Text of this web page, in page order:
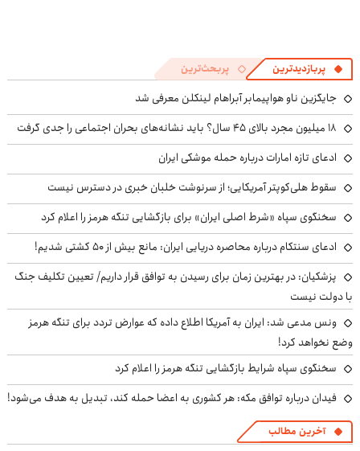
پربازدیدترین پربحث‌ترین
جایگزین ناو هواپیمابر آبراهام لینکلن معرفی شد
۱۸ میلیون مجرد بالای ۴۵ سال؟ باید نشانه‌های بحران اجتماعی را جدی گرفت
ادعای تازه امارات درباره حمله موشکی ایران
سقوط هلی‌کوپتر آمریکایی؛ از سرنوشت خلبان خبری در دسترس نیست
سخنگوی سپاه «شرط اصلی ایران» برای بازگشایی تنگه هرمز را اعلام کرد
ادعای سنتکام درباره محاصره دریایی ایران: مانع بیش از ۵۰ کشتی شدیم!
پزشکیان‌: در بهترین زمان برای رسیدن به توافق قرار داریم/ تعیین تکلیف جنگ
با دولت نیست
ونس مدعی شد: ایران به آمریکا اطلاع داده که عوارض تردد برای تنگه هرمز
وضع نخواهد کرد!
سخنگوی سپاه شرایط بازگشایی تنگه هرمز را اعلام کرد
فیدان درباره توافق مکه: هر کشوری به اعضا حمله کند، تبدیل به هدف می‌شود!
آخرین مطالب